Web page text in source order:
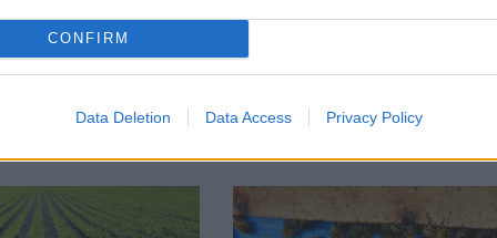
CONFIRM
Data Deletion Data Access Privacy Policy
в: